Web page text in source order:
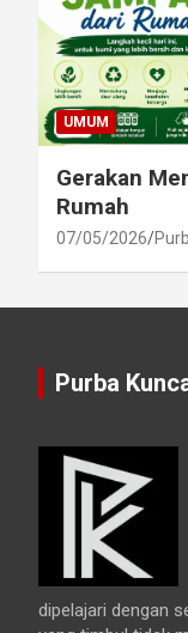
UMUM
Gerakan
Rumah
07/05/2026
Purba
dipelajari dengan